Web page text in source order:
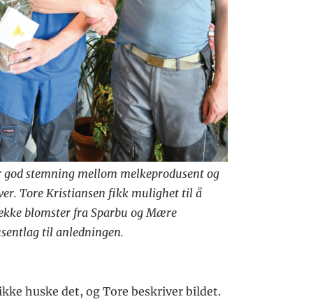
god stemning mellom melkeprodusent og
Tore Kristiansen fikk mulighet til å
blomster fra Sparbu og Mære
til anledningen.
huske det, og Tore beskriver bildet.